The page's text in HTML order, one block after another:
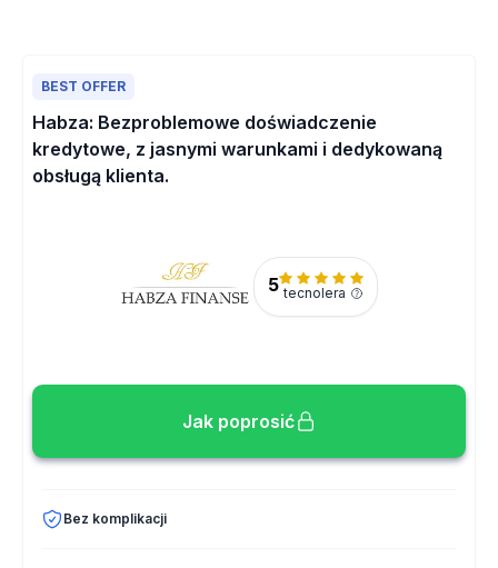
BEST OFFER
Habza: Bezproblemowe doświadczenie
kredytowe, z jasnymi warunkami i dedykowaną
obsługą klienta.
5 tecnolera
Jak poprosić
Bez komplikacji